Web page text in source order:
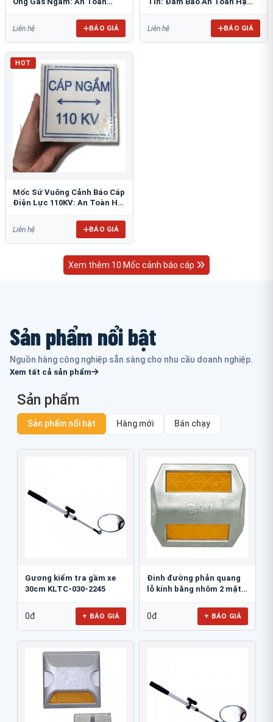
Liên hệ BÁO GIÁ Liên hệ BÁO GIÁ
HOT
Mốc Sứ Vuông Cảnh Báo Cáp
Điện Lực 110KV: An Toàn Hệ
Liên hệ BÁO GIÁ
Xem thêm 10 Mốc cảnh báo cáp
Sản phẩm nổi bật
Nguồn hàng công nghiệp sẵn sàng cho nhu cầu doanh nghiệp.
Xem tất cả sản phẩm
Sản phẩm
Sản phẩm nổi bật Hàng mới Bán chạy
Gương kiểm tra gầm xe
30cm KLTC-030-2245
0đ + BÁO GIÁ
Đinh đường phản quang
lỗ kính bằng nhôm 2 mặt
0đ + BÁO GIÁ